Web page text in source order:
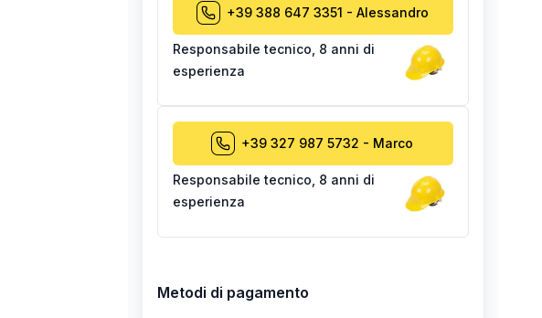
+39 388 647 3351 - Alessandro
Responsabile tecnico 8 anni di
esperienza
+39 327 987 5732 - Marco
Responsabile tecnico 8 anni di
esperienza
Metodi di pagamento